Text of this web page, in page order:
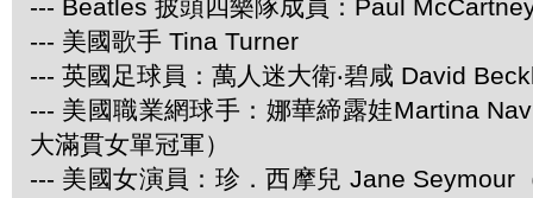
--- Beatles 披頭四樂隊成員：Paul
--- 美國歌手 Tina Turner
--- 英國足球員：萬人迷大衛‧碧咸 David
--- 美國職業網球手：娜華締露娃Martina
大滿貫女單冠軍）
--- 美國女演員：珍．西摩兒 Jane Seymour